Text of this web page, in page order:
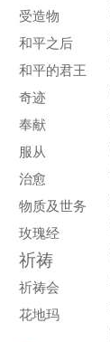
受造物
和平之后
和平的君王
奇迹
奉献
服从
治愈
物质及世务
玫瑰经
祈祷
祈祷会
花地玛